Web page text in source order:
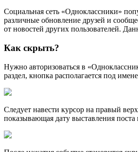
Социальная сеть «Одноклассники»
различные обновление друзей и
от новостей других пользователей.
Как скрыть?
Нужно авторизоваться в
раздел, кнопка располагается под
Следует навести курсор на правый
показывающая дату выставления